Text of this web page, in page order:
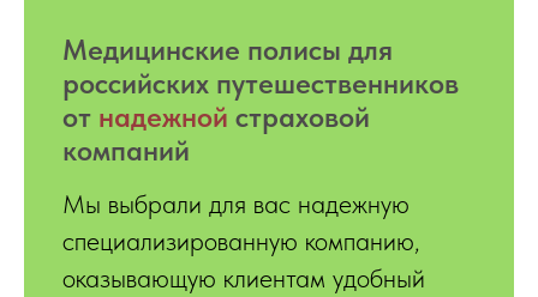
Медицинские полисы для
российских путешественников
от надежной страховой
компаний
Мы выбрали для вас надежную
специализированную компанию,
оказывающую клиентам удобный